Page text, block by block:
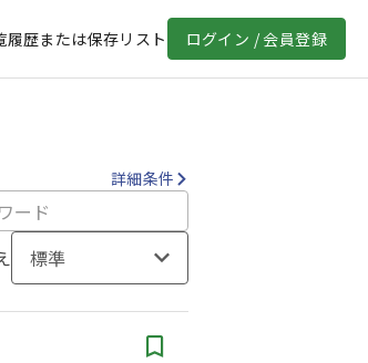
履歴または保存リスト ログイン / 会員登録
詳細条件
標準